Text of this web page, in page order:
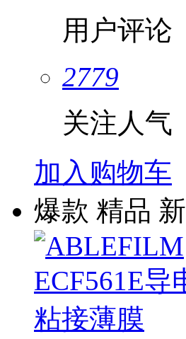
用户评论
2779
关注人气
加入购物车
爆款 精品